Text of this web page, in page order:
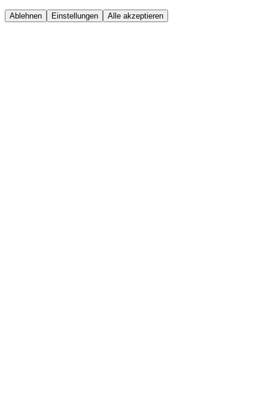
Ablehnen Einstellungen Alle akzeptieren